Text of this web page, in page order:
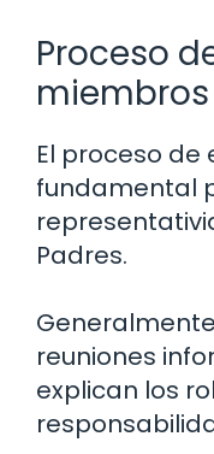
Proceso
miembros
El proceso de
fundamental
Padres.
reuniones
explican los